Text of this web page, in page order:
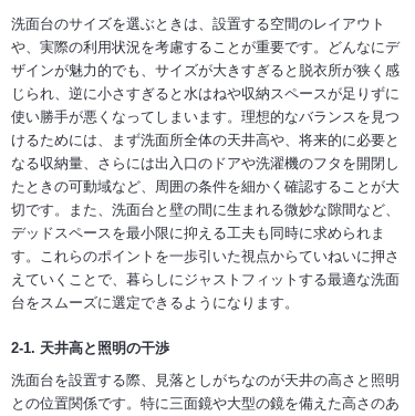
洗面台のサイズを選ぶときは、設置する空間のレイアウト
や、実際の利用状況を考慮することが重要です。どんなにデ
ザインが魅力的でも、サイズが大きすぎると脱衣所が狭く感
じられ、逆に小さすぎると水はねや収納スペースが足りずに
使い勝手が悪くなってしまいます。理想的なバランスを見つ
けるためには、まず洗面所全体の天井高や、将来的に必要と
なる収納量、さらには出入口のドアや洗濯機のフタを開閉し
たときの可動域など、周囲の条件を細かく確認することが大
切です。また、洗面台と壁の間に生まれる微妙な隙間など、
デッドスペースを最小限に抑える工夫も同時に求められま
す。これらのポイントを一歩引いた視点からていねいに押さ
えていくことで、暮らしにジャストフィットする最適な洗面
台をスムーズに選定できるようになります。
2-1. 天井高と照明の干渉
洗面台を設置する際、見落としがちなのが天井の高さと照明
との位置関係です。特に三面鏡や大型の鏡を備えた高さのあ